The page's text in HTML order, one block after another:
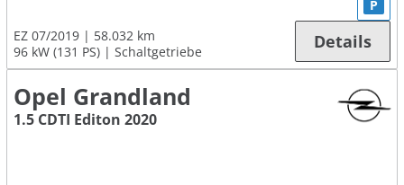
EZ 07/2019
58.032 km
96 kW (131 PS)
Schaltgetriebe
P
Details
Opel Grandland
1.5 CDTI Editon 2020